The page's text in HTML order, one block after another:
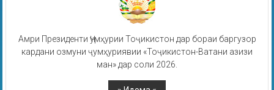
Амри Президенти Ҷумҳурии Тоҷикистон дар бораи баргузор
кардани озмуни ҷумҳуриявии «Тоҷикистон-Ватани азизи
ман» дар соли 2026.